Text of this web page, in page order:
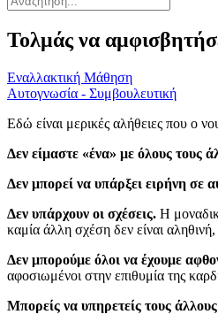
Τολμάς να
Εναλλακτική Μάθηση
Αυτογνωσία - Συμβουλευτική
Εδώ είναι μερικές αλήθειες που ο
Δεν είμαστε «ένα» με όλους τους
Δεν μπορεί να υπάρξει ειρήνη σε
Δεν υπάρχουν οι σχέσεις. Η
καμία άλλη σχέση δεν είναι αληθινή,
Δεν μπορούμε όλοι να έχουμε
αφοσιωμένοι στην επιθυμία της
Μπορείς να υπηρετείς τους